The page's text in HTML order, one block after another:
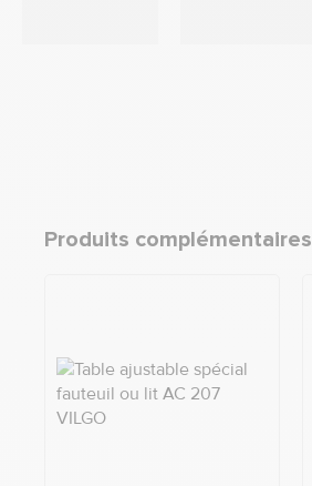
Produits complémentaires